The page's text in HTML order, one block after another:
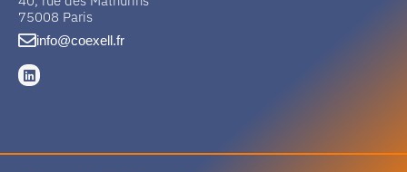
75008 Paris
info@coexell.fr